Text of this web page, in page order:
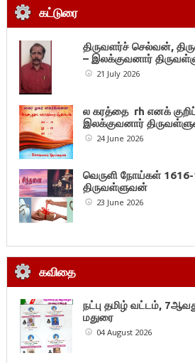
கட்டுரை
திருவளர்ச் செல்வன்,
– இலக்குவனார்
21 July 2026
ல கரத்தை rh எனக்
இலக்குவனார்
24 June 2026
வெருளி நோய்கள்
திருவள்ளுவன்
23 June 2026
கவிதை
நட்பு தமிழ் வட்டம்,
மதுரை
04 August 2026